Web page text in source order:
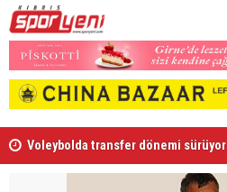
Voleybolda transfer dönemi sürüyor